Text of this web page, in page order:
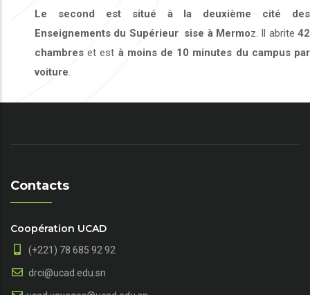
Le second est situé à la deuxième cité des
Enseignements du Supérieur sise à Mermoz. Il abrite 42
chambres et est à moins de 10 minutes du campus par
voiture.
Contacts
Coopération UCAD
(+221) 78 685 92 92
drci@ucad.edu.sn